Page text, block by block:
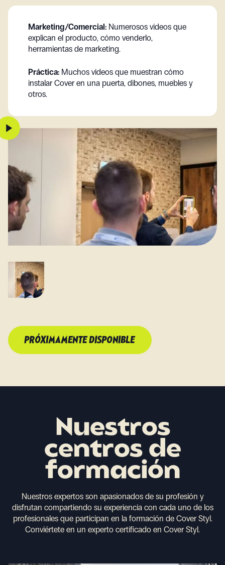
Marketing/Comercial: Numerosos videos que
explican el producto, cómo venderlo,
herramientas de marketing.
Práctica: Muchos videos que muestran cómo
instalar Cover en una puerta, dibones, muebles y
otros.
PRÓXIMAMENTE DISPONIBLE
Nuestros
centros de
formación
Nuestros expertos son apasionados de su profesión y
disfrutan compartiendo su experiencia con cada uno de los
profesionales que participan en la formación de Cover Styl.
Conviértete en un experto certificado en Cover Styl.